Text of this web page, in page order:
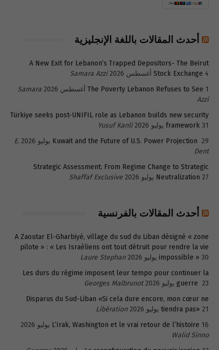
أحدث المقالات باللغة الإنجليزية
A New Exit for Lebanon’s Trapped Depositors- The Beirut
Stock Exchange 4 أغسطس 2026
Samara Azzi
The Poverty Lebanon Refuses to See 1 أغسطس 2026
Samara
Azzi
Türkiye seeks post-UNIFIL role as Lebanon builds new security
framework 31 يوليو 2026
Yusuf Kanli
Kuwait and the Future of U.S. Power Projection 29 يوليو 2026
E.
Dent
Strategic Assessment: From Regime Change to Strategic
Neutralization 27 يوليو 2026 Shaffaf Exclusive
أحدث المقالات بالفرنسية
A Zaoutar El-Gharbiyé, village du sud du Liban désigné « zone
pilote » : « Les Israéliens ont tout détruit pour rendre la vie
impossible » 30 يوليو 2026
Laure Stephan
Les durs du régime imposent leur tempo pour continuer la
guerre 23 يوليو 2026
Georges Malbrunot
Disparus du Sud-Liban «Si cela dure encore, mon cœur ne
tiendra pas» 21 يوليو 2026
Libération
L’Irak, Washington et le vrai retour de l’histoire 16 يوليو 2026
Walid Sinno